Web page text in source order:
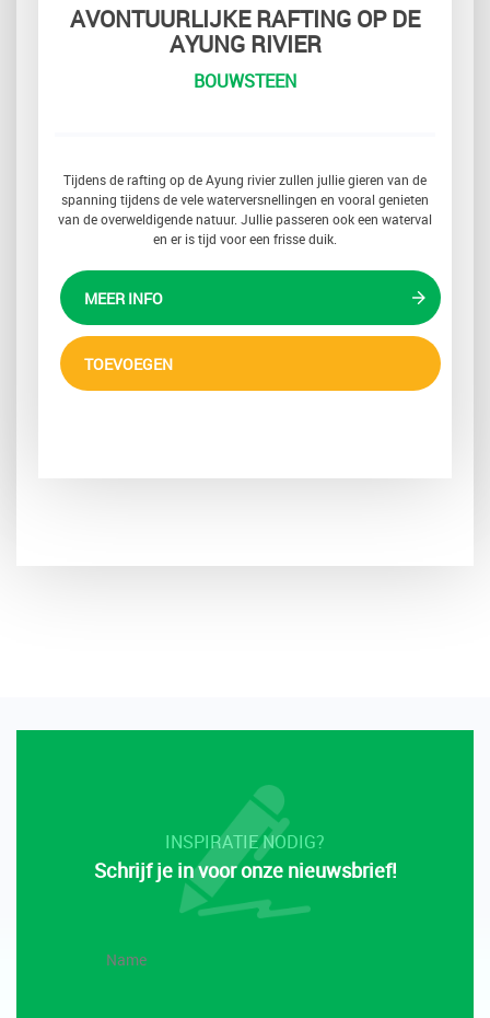
AVONTUURLIJKE RAFTING OP DE
AYUNG RIVIER
BOUWSTEEN
Tijdens de rafting op de Ayung rivier zullen jullie gieren van de
spanning tijdens de vele waterversnellingen en vooral genieten
van de overweldigende natuur. Jullie passeren ook een waterval
en er is tijd voor een frisse duik.
MEER INFO
TOEVOEGEN
INSPIRATIE NODIG?
Schrijf je in voor onze nieuwsbrief!